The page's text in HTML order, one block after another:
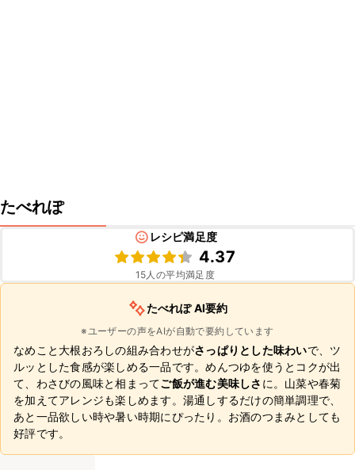
たべれぽ
レシピ満足度
4.37
15人の平均満足度
たべれぽ AI要約
※ユーザーの声をAIが自動で要約しています
なめこと大根おろしの組み合わせがさっぱりとした味わいで、ツ
ルッとした食感が楽しめる一品です。めんつゆを使うとコクが出
て、わさびの風味と相まってご飯が進む美味しさ に。山菜や春菊
を加えてアレンジも楽しめます。湯通しするだけの簡単調理で、
あと一品欲しい時や暑い時期にぴったり。お酒のつまみとしても
好評です。